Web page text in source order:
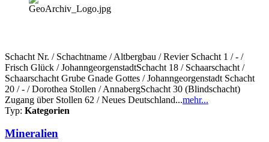
Schacht Nr. / Schachtname / Altbergbau / Revier Schacht 1 / - /
Frisch Glück / JohanngeorgenstadtSchacht 18 / Schaarschacht /
Schaarschacht Grube Gnade Gottes / Johanngeorgenstadt Schacht
20 / - / Dorothea Stollen / AnnabergSchacht 30 (Blindschacht)
Zugang über Stollen 62 / Neues Deutschland...mehr...
Typ: Kategorien
Mineralien